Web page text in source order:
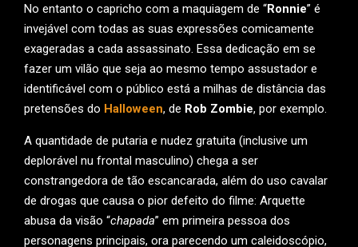
No entanto o capricho com a maquiagem de “Ronnie” é
invejável com todas as suas expressões comicamente
exageradas a cada assassinato. Essa dedicação em se
fazer um vilão que seja ao mesmo tempo assustador e
identificável com o público está a milhas de distância das
pretensões do Halloween, de Rob Zombie, por exemplo.
A quantidade de putaria e nudez gratuita (inclusive um
deplorável nu frontal masculino) chega a ser
constrangedora de tão escancarada, além do uso cavalar
de drogas que causa o pior defeito do filme: Arquette
abusa da visão “chapada” em primeira pessoa dos
personagens principais, ora parecendo um caleidoscópio,